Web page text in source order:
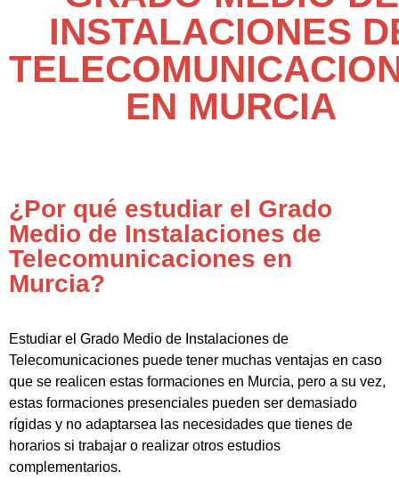
INSTALACIONES
EN MURCIA
¿Por qué estudiar el Grado
Medio de Instalaciones de
Telecomunicaciones en
Murcia?
Estudiar el Grado Medio de Instalaciones de
Telecomunicaciones puede tener muchas ventajas en caso
que se realicen estas formaciones en Murcia, pero a su vez,
estas formaciones presenciales pueden ser demasiado
rígidas y no adaptarsea las necesidades que tienes de
horarios si trabajar o realizar otros estudios
complementarios.